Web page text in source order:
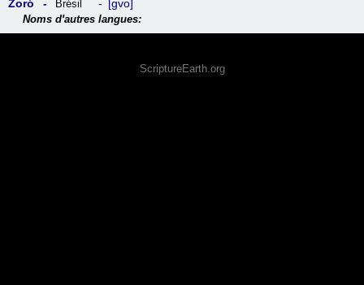
Zoró Brésil gvo
ScriptureEarth.org